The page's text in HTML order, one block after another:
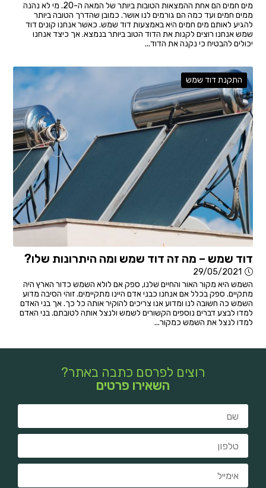
מים חמים הם אחת ההמצאות הטובות ביותר של המאה ה-20. מי לא נהנה
ממים חמים ועד כמה הם גורמים לנו אושר. כמובן שהדרך הטובה ביותר
להגיע לאותם מים חמים היא באמצעות דוד שמש. כאשר אנחנו קונים דוד
שמש אנחנו רוצים לקנות את הדוד הטוב ביותר בנמצא. אך כיצד אנחנו
יכולים להבטיח כי נקנה את הדוד...
התקנת דוד שמש
דוד שמש – מה זה דוד שמש ומה היתרונות שלו?
29/05/2021
השמש היא מקור האור והחיים שלנו, ספק אם לולא השמש כדור הארץ היה
מתקיים. ספק בכלל אם אנחנו כבני אדם היינו מתקיימים. זוהי הסיבה מדוע
השמש כה חשובה לנו ומדוע אנו צריכים להוקיר אותה כל כך. אך בני האדם
למדו לבצע דברים נוספים הקשורים לשמש ולנצל אותה לטובתם. בני האדם
למדו לנצל את השמש כמקור...
רוצים לפרסם כתבה באתר?
השאירו פרטים